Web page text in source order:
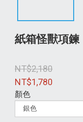
紙箱怪獸項鍊
NT$2,180
NT$1,780
顏色